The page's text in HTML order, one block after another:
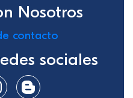
Nosotros
contacto
sociales